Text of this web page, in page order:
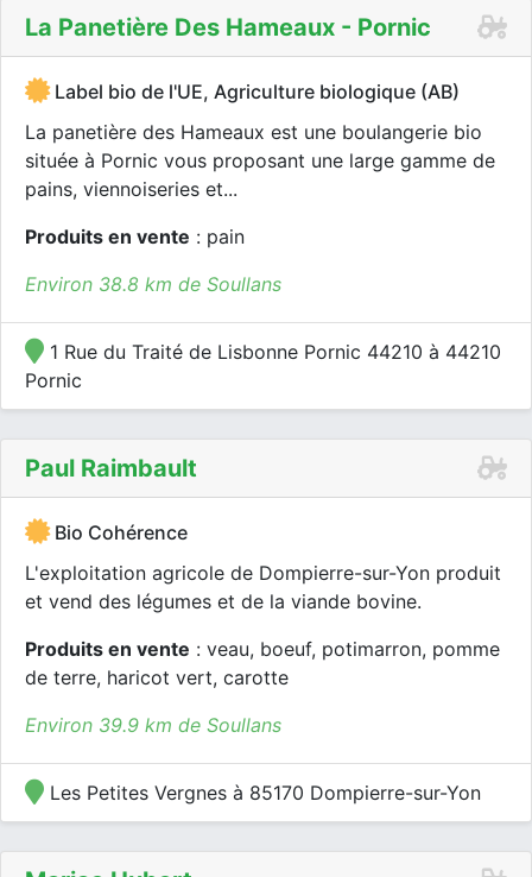
La Panetière Des Hameaux - Pornic
Label bio de l'UE, Agriculture biologique (AB)
La panetière des Hameaux est une boulangerie bio
située à Pornic vous proposant une large gamme de
pains, viennoiseries et...
Produits en vente : pain
Environ 38.8 km de Soullans
1 Rue du Traité de Lisbonne Pornic 44210 à 44210
Pornic
Paul Raimbault
Bio Cohérence
L'exploitation agricole de Dompierre-sur-Yon produit
et vend des légumes et de la viande bovine.
Produits en vente : veau, boeuf, potimarron, pomme
de terre, haricot vert, carotte
Environ 39.9 km de Soullans
Les Petites Vergnes à 85170 Dompierre-sur-Yon